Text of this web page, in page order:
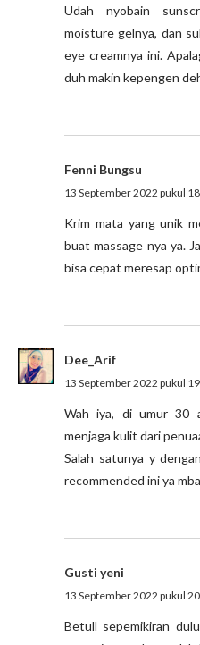
Udah nyobain
moisture gelnya, dan
eye creamnya ini.
duh makin kepengen
Fenni Bungsu
13 September 2022 pukul
Krim mata yang unik
buat massage nya ya.
bisa cepat meresap
Dee_Arif
13 September 2022 pukul
Wah iya, di umur 30
menjaga kulit dari
Salah satunya y
recommended ini ya
Gusti yeni
13 September 2022 pukul
Betull sepemikiran